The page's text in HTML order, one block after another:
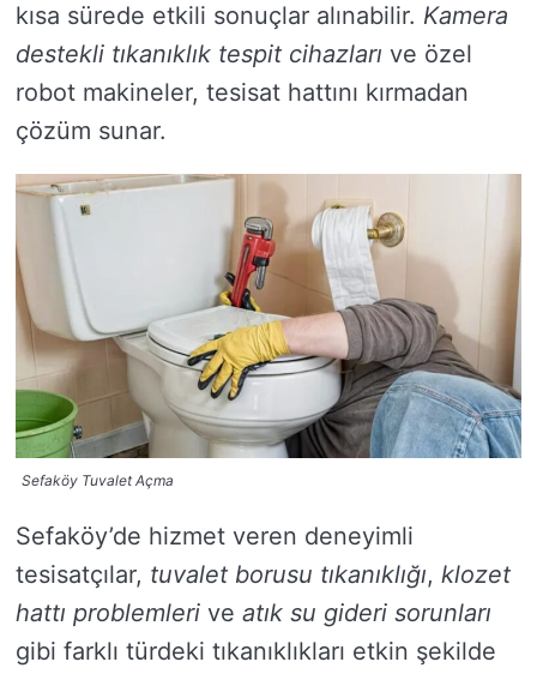
kısa sürede etkili sonuçlar alınabilir. Kamera
destekli tıkanıklık tespit cihazları ve özel
robot makineler, tesisat hattını kırmadan
çözüm sunar.
Sefaköy Tuvalet Açma
Sefaköy’de hizmet veren deneyimli
tesisatçılar, tuvalet borusu tıkanıklığı, klozet
hattı problemleri ve atık su gideri sorunları
gibi farklı türdeki tıkanıklıkları etkin şekilde